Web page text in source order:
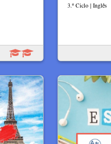
3.º Ciclo | Inglês